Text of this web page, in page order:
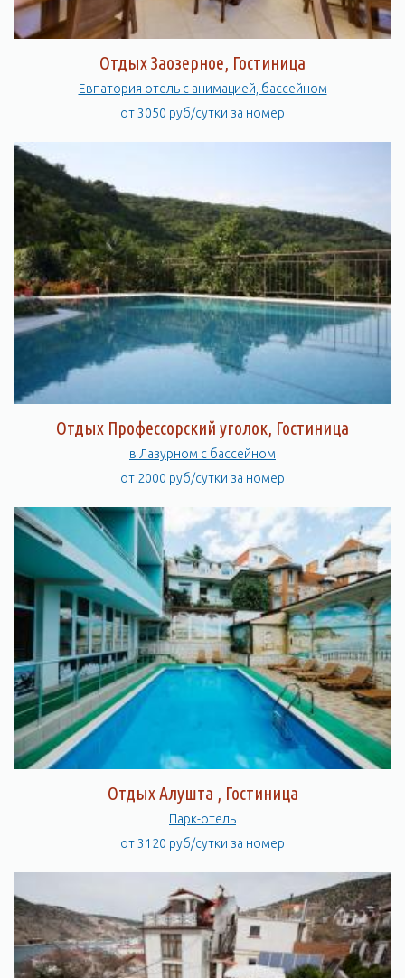
Отдых Заозерное, Гостиница
Евпатория отель с анимацией, бассейном
от 3050 руб/сутки за номер
Отдых Профессорский уголок, Гостиница
в Лазурном с бассейном
от 2000 руб/сутки за номер
Отдых Алушта , Гостиница
Парк-отель
от 3120 руб/сутки за номер